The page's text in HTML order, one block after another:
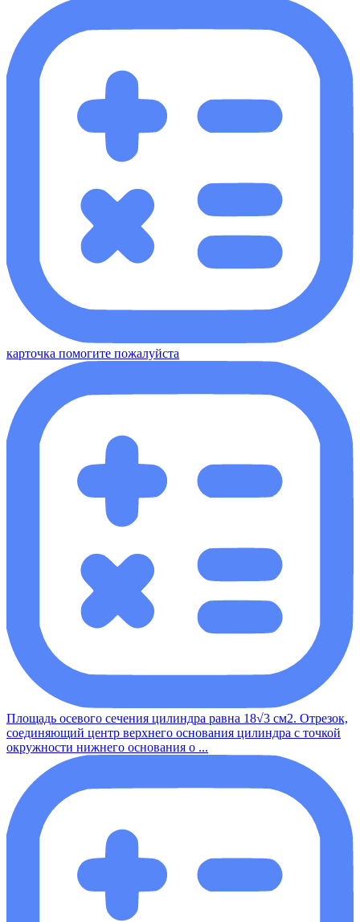
карточка помогите пожалуйста
Площадь осевого сечения цилиндра равна 18√3 см2. Отрезок,
соединяющий центр верхнего основания цилиндра с точкой
окружности нижнего основания о ...